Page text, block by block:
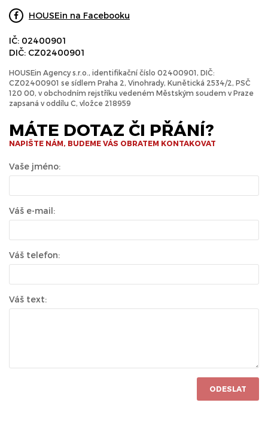
HOUSEin na Facebooku
IČ: 02400901
DIČ: CZ02400901
HOUSEin Agency s.r.o., identifikační číslo 02400901, DIČ:
CZ02400901 se sídlem Praha 2, Vinohrady, Kunětická 2534/2, PSČ
120 00, v obchodním rejstříku vedeném Městským soudem v Praze
zapsaná v oddílu C, vložce 218959
MÁTE DOTAZ ČI PŘÁNÍ?
NAPIŠTE NÁM, BUDEME VÁS OBRATEM KONTAKOVAT
Vaše jméno:
Váš e-mail:
Váš telefon:
Váš text:
ODESLAT